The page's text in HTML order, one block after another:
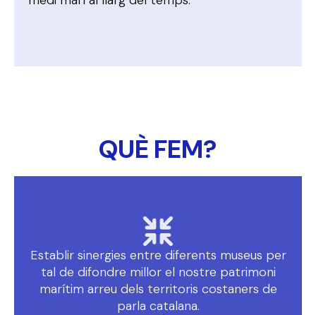
Establir sinergies entre diferents museus per
tal de difondre millor el nostre patrimoni
marítim arreu dels territoris costaners de
parla catalana.
QUÈ FEM?